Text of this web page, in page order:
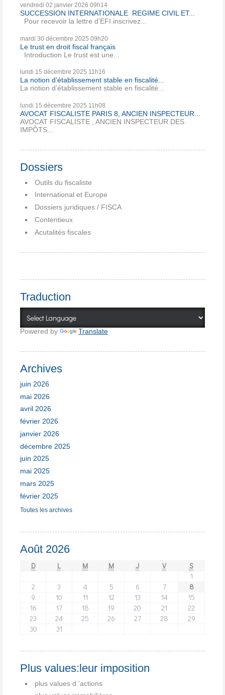
vendredi 02 janvier 2026 09h14
SUCCESSION INTERNATIONALE REGIME CIVIL ET...
Pour recevoir la lettre d’EFI inscrivez...
mardi 30 décembre 2025 09h20
Le trust en droit fiscal français
Introduction Le trust est une...
lundi 15 décembre 2025 11h16
La notion d’établissement stable en fiscalité...
La notion d’établissement stable en fiscalité...
lundi 15 décembre 2025 11h08
AVOCAT FISCALISTE PARIS 8, ANCIEN INSPECTEUR...
AVOCAT FISCALISTE , ANCIEN INSPECTEUR DES
IMPÔTS...
Dossiers
Outils du fiscaliste
International et Europe
Dossiers juridiques / FISCA
Contentieux
Acutalités fiscales
Traduction
Powered by Translate
Archives
juin 2026
mai 2026
avril 2026
février 2026
janvier 2026
décembre 2025
juin 2025
mai 2025
mars 2025
février 2025
Toutes les archives
Août 2026
D L M M J V
S
1
2
3 4 5 6 7
8
9
10 11 12 13 14
15
16
17 18 19 20 21
22
23
24 25 26 27 28
29
30
31
Plus values:leur imposition
plus values d 'actions